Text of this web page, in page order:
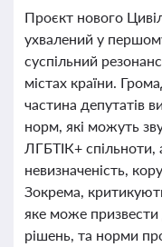
Проєкт нового
ухвалений у
суспільний
містах країни.
частина депутатів
норм, які можуть
ЛГБТІК+
невизначеність,
Зокрема,
яке може
рішень, та норми